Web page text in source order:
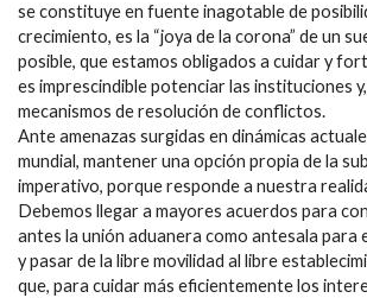
se constituye en fuente inagotable de
crecimiento, es la “joya de la corona” de un
posible, que estamos obligados a cuidar y
es imprescindible potenciar las instituciones
mecanismos de resolución de conflictos.
Ante amenazas surgidas en dinámicas
mundial, mantener una opción propia de la
imperativo, porque responde a nuestra
Debemos llegar a mayores acuerdos para
antes la unión aduanera como antesala para
y pasar de la libre movilidad al libre
que, para cuidar más eficientemente los